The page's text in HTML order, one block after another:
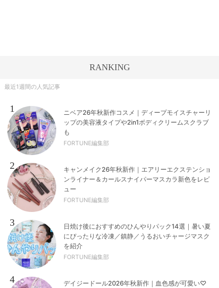
RANKING
最近1週間の人気記事
1
ニベア26年秋新作コスメ｜ディープモイスチャーリ
ップの美容液タイプや2in1ボディクリームスクラブ
も
FORTUNE編集部
2
キャンメイク26年秋新作｜エアリーエクステンショ
ンライナー＆カールスナイパーマスカラ新色をレビ
ュー
FORTUNE編集部
3
日焼け後におすすめのひんやりパック14選｜暑い夏
にぴったりな冷凍／鎮静／うるおいチャージマスク
を紹介
FORTUNE編集部
4
デイジードール2026年秋新作｜血色感が可愛い♡